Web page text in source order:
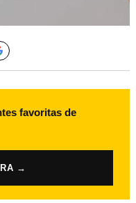
favoritas de
→